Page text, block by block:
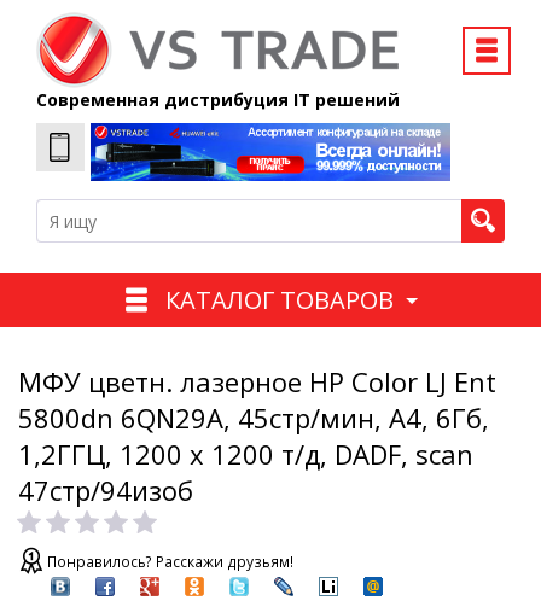
Современная дистрибуция IT решений
КАТАЛОГ ТОВАРОВ
МФУ цветн. лазерное HP Color LJ Ent
5800dn 6QN29A, 45стр/мин, А4, 6Гб,
1,2ГГЦ, 1200 х 1200 т/д, DADF, scan
47стр/94изоб
Понравилось? Расскажи друзьям!